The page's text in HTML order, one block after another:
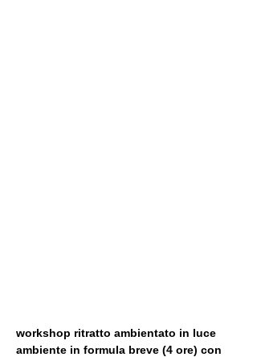
workshop ritratto ambientato in luce
ambiente in formula breve (4 ore) con